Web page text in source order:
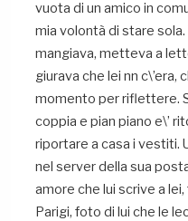
vuota di un amico in
mia volontà di stare sola.
mangiava, metteva a
giurava che lei nn
momento per riflettere.
coppia e pian piano e\’
riportare a casa i vestiti.
nel server della sua
amore che lui scrive a
Parigi, foto di lui che le